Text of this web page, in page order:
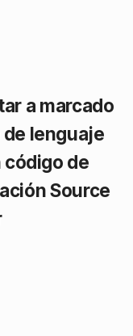
a marcado
lenguaje
código de
Source